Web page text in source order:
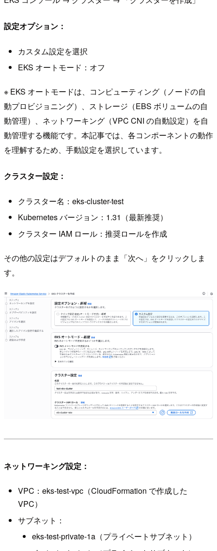
設定オプション：
カスタム設定を選択
EKS オートモード：オフ
※ EKS オートモードは、コンピューティング（ノードの自
動プロビジョニング）、ストレージ（EBS ボリュームの自
動管理）、ネットワーキング（VPC CNI の自動設定）を自
動管理する機能です。本記事では、各コンポーネントの動作
を理解するため、手動設定を選択しています。
クラスター設定：
クラスター名：eks-cluster-test
Kubernetes バージョン：1.31（最新推奨）
クラスター IAM ロール：推奨ロールを作成
その他の設定はデフォルトのまま「次へ」をクリックしま
す。
ネットワーキング設定：
VPC：eks-test-vpc（CloudFormation で作成した
VPC）
サブネット：
eks-test-private-1a（プライベートサブネット）